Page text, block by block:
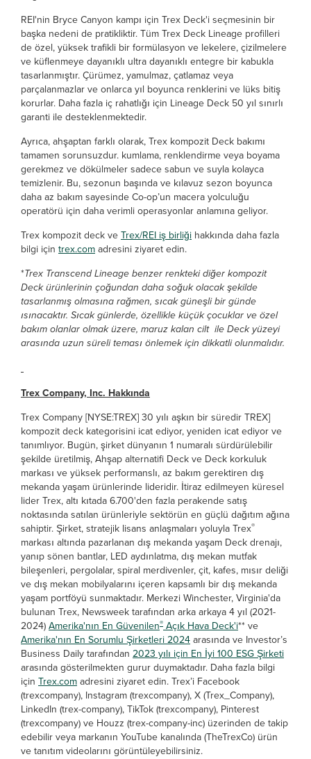
REI'nin Bryce Canyon kampı için Trex Deck'i seçmesinin bir
başka nedeni de pratikliktir. Tüm Trex Deck Lineage profilleri
de özel, yüksek trafikli bir formülasyon ve lekelere, çizilmelere
ve küflenmeye dayanıklı ultra dayanıklı entegre bir kabukla
tasarlanmıştır. Çürümez, yamulmaz, çatlamaz veya
parçalanmazlar ve onlarca yıl boyunca renklerini ve lüks bitiş
korurlar. Daha fazla iç rahatlığı için Lineage Deck 50 yıl sınırlı
garanti ile desteklenmektedir.
Ayrıca, ahşaptan farklı olarak, Trex kompozit Deck bakımı
tamamen sorunsuzdur. kumlama, renklendirme veya boyama
gerekmez ve dökülmeler sadece sabun ve suyla kolayca
temizlenir. Bu, sezonun başında ve kılavuz sezon boyunca
daha az bakım sayesinde Co-op’un macera yolculuğu
operatörü için daha verimli operasyonlar anlamına geliyor.
Trex kompozit deck veTrex/REI iş birliği hakkında daha fazla
bilgi için trex.comadresini ziyaret edin.
*Trex Transcend Lineage benzer renkteki diğer kompozit
Deck ürünlerinin çoğundan daha soğuk olacak şekilde
tasarlanmış olmasına rağmen, sıcak güneşli bir günde
ısınacaktır. Sıcak günlerde, özellikle küçük çocuklar ve özel
bakım olanlar olmak üzere, maruz kalan cilt ile Deck yüzeyi
arasında uzun süreli teması önlemek için dikkatli olunmalıdır.
Trex Company, Inc. Hakkında
Trex Company [NYSE:TREX] 30 yılı aşkın bir süredir TREX]
kompozit deck kategorisini icat ediyor, yeniden icat ediyor ve
tanımlıyor. Bugün, şirket dünyanın 1 numaralı sürdürülebilir
şekilde üretilmiş, Ahşap alternatifi Deck ve Deck korkuluk
markası ve yüksek performanslı, az bakım gerektiren dış
mekanda yaşam ürünlerinde lideridir. İtiraz edilmeyen küresel
lider Trex, altı kıtada 6.700'den fazla perakende satış
noktasında satılan ürünleriyle sektörün en güçlü dağıtım ağına
sahiptir. Şirket, stratejik lisans anlaşmaları yoluyla Trex®
markası altında pazarlanan dış mekanda yaşam Deck drenajı,
yanıp sönen bantlar, LED aydınlatma, dış mekan mutfak
bileşenleri, pergolalar, spiral merdivenler, çit, kafes, mısır deliği
ve dış mekan mobilyalarını içeren kapsamlı bir dış mekanda
yaşam portföyü sunmaktadır. Merkezi Winchester, Virginia'da
bulunan Trex, Newsweek tarafından arka arkaya 4 yıl (2021-
2024)Amerika'nın En Güvenilen® Açık Hava Deck'i** ve
Amerika'nın En Sorumlu Şirketleri 2024arasında ve Investor’s
Business Daily tarafından 2023 yılı için En İyi 100 ESG Şirketi
arasında gösterilmekten gurur duymaktadır. Daha fazla bilgi
için Trex.comadresini ziyaret edin. Trex’i Facebook
(trexcompany), Instagram (trexcompany), X (Trex_Company),
LinkedIn (trex-company), TikTok (trexcompany), Pinterest
(trexcompany) ve Houzz (trex-company-inc) üzerinden de takip
edebilir veya markanın YouTube kanalında (TheTrexCo) ürün
ve tanıtım videolarını görüntüleyebilirsiniz.